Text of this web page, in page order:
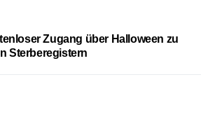
Zugang über Halloween zu
Sterberegistern